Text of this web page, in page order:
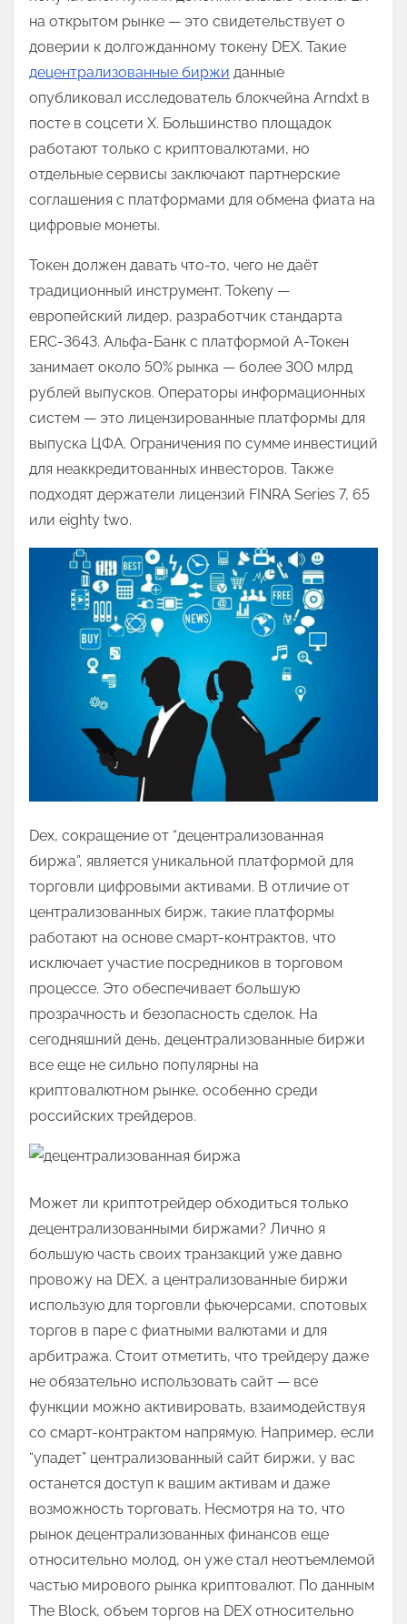
на открытом рынке — это свидетельствует о
доверии к долгожданному токену DEX. Такие
децентрализованные биржи данные
опубликовал исследователь блокчейна Arndxt в
посте в соцсети X. Большинство площадок
работают только с криптовалютами, но
отдельные сервисы заключают партнерские
соглашения с платформами для обмена фиата на
цифровые монеты.
Токен должен давать что-то, чего не даёт
традиционный инструмент. Tokeny —
европейский лидер, разработчик стандарта
ERC-3643. Альфа-Банк с платформой А-Токен
занимает около 50% рынка — более 300 млрд
рублей выпусков. Операторы информационных
систем — это лицензированные платформы для
выпуска ЦФА. Ограничения по сумме инвестиций
для неаккредитованных инвесторов. Также
подходят держатели лицензий FINRA Series 7, 65
или eighty two.
Dex, сокращение от “децентрализованная
биржа”, является уникальной платформой для
торговли цифровыми активами. В отличие от
централизованных бирж, такие платформы
работают на основе смарт-контрактов, что
исключает участие посредников в торговом
процессе. Это обеспечивает большую
прозрачность и безопасность сделок. На
сегодняшний день, децентрализованные биржи
все еще не сильно популярны на
криптовалютном рынке, особенно среди
российских трейдеров.
Может ли криптотрейдер обходиться только
децентрализованными биржами? Лично я
большую часть своих транзакций уже давно
провожу на DEX, а централизованные биржи
использую для торговли фьючерсами, спотовых
торгов в паре с фиатными валютами и для
арбитража. Стоит отметить, что трейдеру даже
не обязательно использовать сайт — все
функции можно активировать, взаимодействуя
со смарт-контрактом напрямую. Например, если
“упадет” централизованный сайт биржи, у вас
останется доступ к вашим активам и даже
возможность торговать. Несмотря на то, что
рынок децентрализованных финансов еще
относительно молод, он уже стал неотъемлемой
частью мирового рынка криптовалют. По данным
The Block, объем торгов на DEX относительно